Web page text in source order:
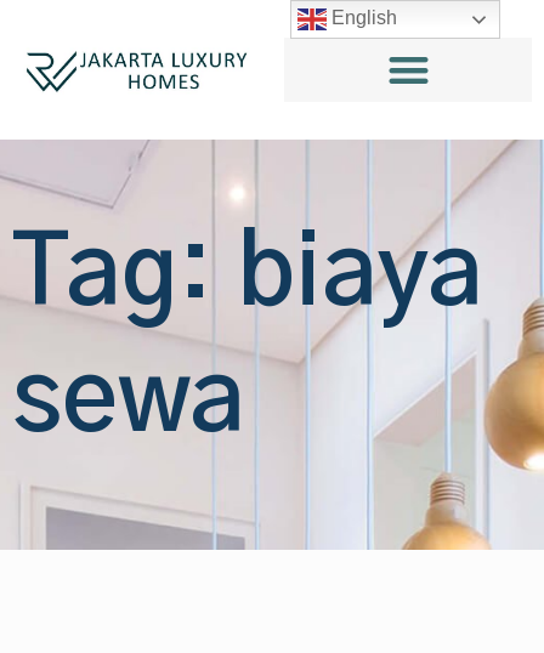
Tag: biaya
sewa
English